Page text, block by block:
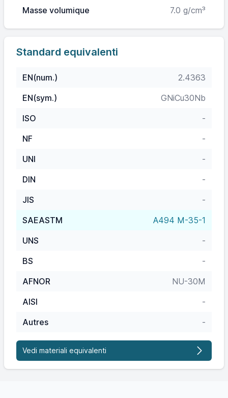
Masse volumique 7.0 g/cm³
Standard equivalenti
EN(num.)
2.4363
EN(sym.)
GNiCu30Nb
ISO
-
NF
-
UNI
-
DIN
-
JIS
-
SAEASTM
A494 M-35-1
UNS
-
BS
-
AFNOR
NU-30M
AISI
-
Autres
-
Vedi materiali equivalenti